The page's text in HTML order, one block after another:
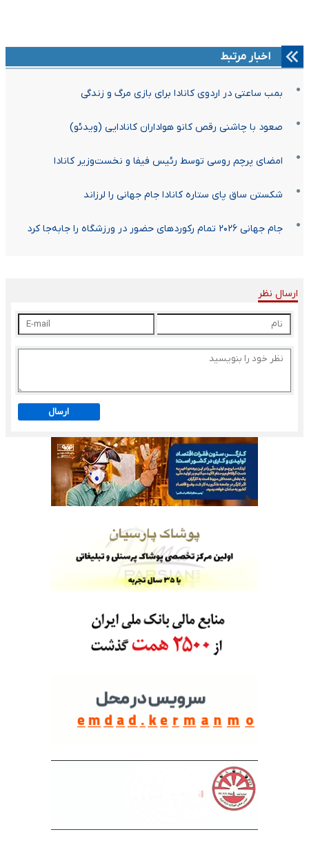
اخبار مرتبط
بمب ساعتی در اردوی کانادا برای بازی مرگ و زندگی
صعود با چاشنی رقص کانو هواداران کانادایی (ویدئو)
امضای پرچم روسی توسط رئیس فیفا و نخست‌وزیر کانادا
شکستن ساق پای ستاره کانادا جام جهانی را لرزاند
جام جهانی ۲۰۲۶ تمام رکوردهای حضور در ورزشگاه را جابه‌جا کرد
ارسال نظر
ارسال